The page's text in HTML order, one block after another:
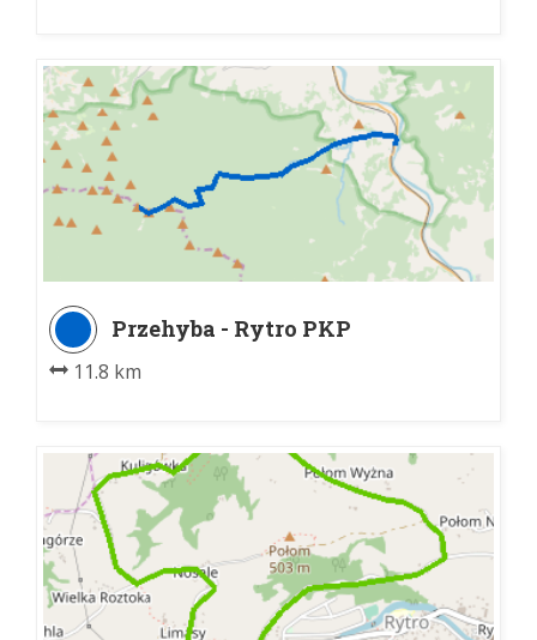
Przehyba - Rytro PKP
11.8 km